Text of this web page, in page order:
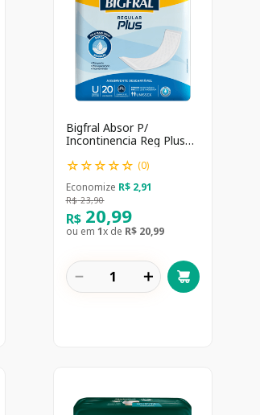
Bigfral Absor P/
Incontinencia Reg Plus
☆☆☆☆☆ (0)
Economize R$ 2,91
R$ 23,90
R$ 20,99
ou em 1x de R$ 20,99
＋
－